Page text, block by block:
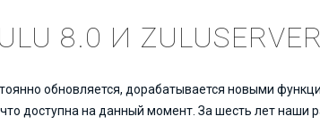
8.0 И
обновляется, дорабатывается новыми
что доступна на данный момент. За шесть лет